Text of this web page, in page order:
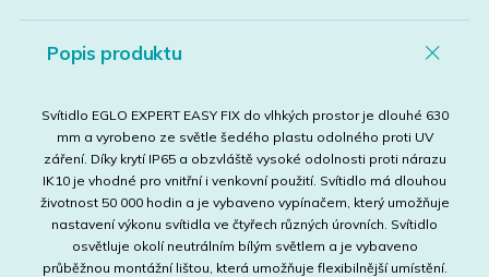
Popis produktu
Svítidlo EGLO EXPERT EASY FIX do vlhkých prostor je dlouhé 630
mm a vyrobeno ze světle šedého plastu odolného proti UV
záření. Díky krytí IP65 a obzvláště vysoké odolnosti proti nárazu
IK10 je vhodné pro vnitřní i venkovní použití. Svítidlo má dlouhou
životnost 50 000 hodin a je vybaveno vypínačem, který umožňuje
nastavení výkonu svítidla ve čtyřech různých úrovních. Svítidlo
osvětluje okolí neutrálním bílým světlem a je vybaveno
průběžnou montážní lištou, která umožňuje flexibilnější umístění.